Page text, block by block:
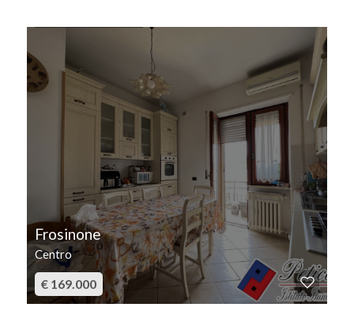
Frosinone
Centro
€ 169.000